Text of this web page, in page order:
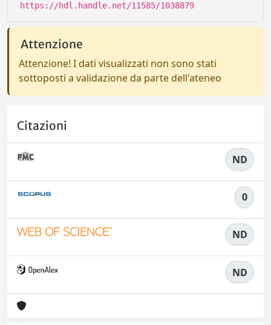
https://hdl.handle.net/11585/1038879
Attenzione
Attenzione! I dati visualizzati non sono stati
sottoposti a validazione da parte dell'ateneo
Citazioni
ND
0
ND
ND